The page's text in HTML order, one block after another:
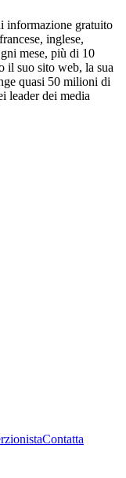
informazione gratuito
inglese,
mese, più di 10
il suo sito web, la sua
quasi 50 milioni di
leader dei media
Contatta